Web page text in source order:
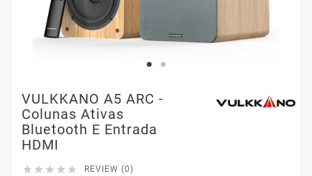
VULKKANO A5 ARC -
Colunas Ativas
Bluetooth E Entrada
HDMI
     REVIEW (0)